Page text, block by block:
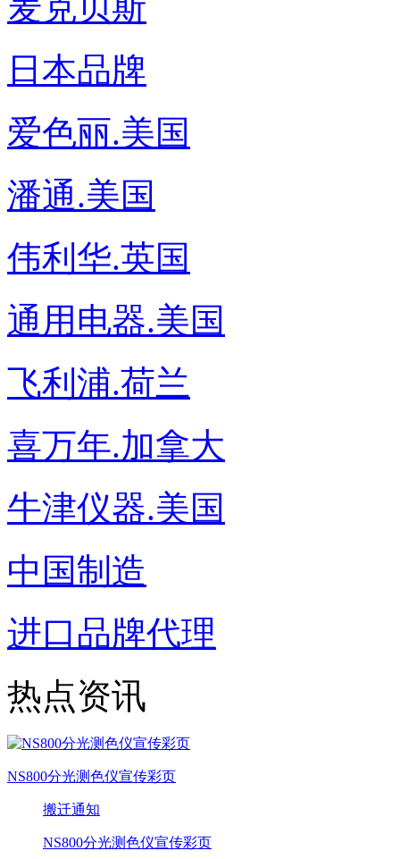
日本品牌
爱色丽.美国
潘通.美国
伟利华.英国
通用电器.美国
飞利浦.荷兰
喜万年.加拿大
牛津仪器.美国
中国制造
进口品牌代理
热点资讯
NS800分光测色仪宣传彩页
搬迁通知
NS800分光测色仪宣传彩页